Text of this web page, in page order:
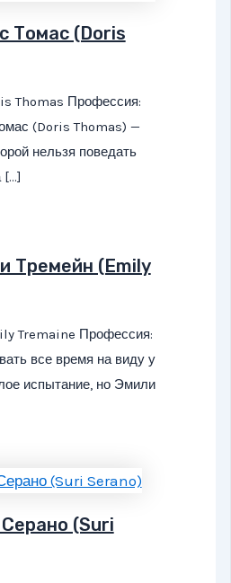
Томас (Doris
Thomas Профессия:
(Doris Thomas) —
нельзя поведать
[…]
Тремейн (Emily
Tremaine Профессия:
все время на виду у
испытание, но Эмили
(Suri